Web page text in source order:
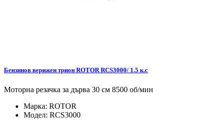
Бензинов верижен трион ROTOR RCS3000/ 1.5 к.с
Моторна резачка за дърва 30 см 8500 об/мин
Марка: ROTOR
Модел: RCS3000